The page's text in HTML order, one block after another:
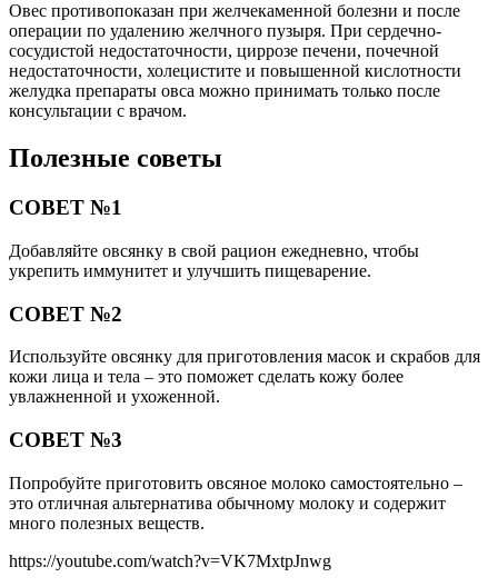
Овес противопоказан при желчекаменной болезни и после
операции по удалению желчного пузыря. При сердечно-
сосудистой недостаточности, циррозе печени, почечной
недостаточности, холецистите и повышенной кислотности
желудка препараты овса можно принимать только после
консультации с врачом.
Полезные советы
СОВЕТ №1
Добавляйте овсянку в свой рацион ежедневно, чтобы
укрепить иммунитет и улучшить пищеварение.
СОВЕТ №2
Используйте овсянку для приготовления масок и скрабов для
кожи лица и тела – это поможет сделать кожу более
увлажненной и ухоженной.
СОВЕТ №3
Попробуйте приготовить овсяное молоко самостоятельно –
это отличная альтернатива обычному молоку и содержит
много полезных веществ.
https://youtube.com/watch?v=VK7MxtpJnwg